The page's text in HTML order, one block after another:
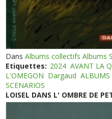
DansAlbums collectifs Albums
Etiquettes: 2024 AVANT LA
L'OMEGON Dargaud ALBUMS
SCENARIOS
LOISEL DANS L' OMBRE DE